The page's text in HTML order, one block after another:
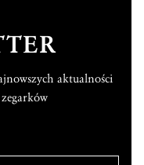
aktualności